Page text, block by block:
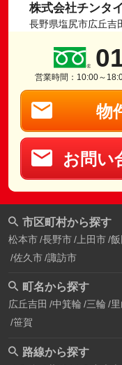
株式会社チンタ
長野県塩尻市広丘吉
営業時間：10:00～
物
お問い
市区町村から探す
松本市 長野市 上田市
佐久市 諏訪市
町名から探す
広丘吉田 中箕輪 三輪 里
笹賀
路線から探す